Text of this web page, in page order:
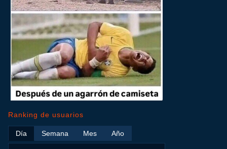
Ranking de usuarios
Día Semana Mes Año